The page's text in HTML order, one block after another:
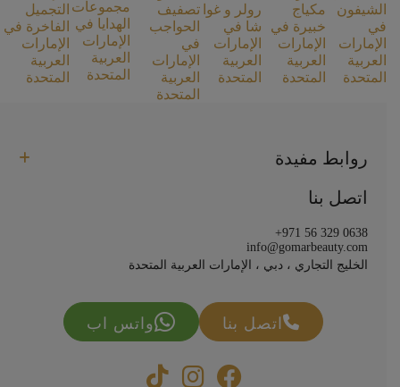
روابط مفيدة
اتصل بنا
+971 56 329 0638
info@gomarbeauty.com
الخليج التجاري ، دبي ، الإمارات العربية المتحدة
اتصل بنا واتس اب